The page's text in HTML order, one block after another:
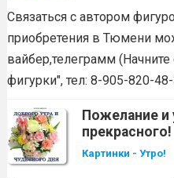
Связаться с автором
приобретения в Тюмени
вайбер,телеграмм
фигурки", тел: 8-905-820-
Пожелание и
прекрасного!
Картинки - Утро!